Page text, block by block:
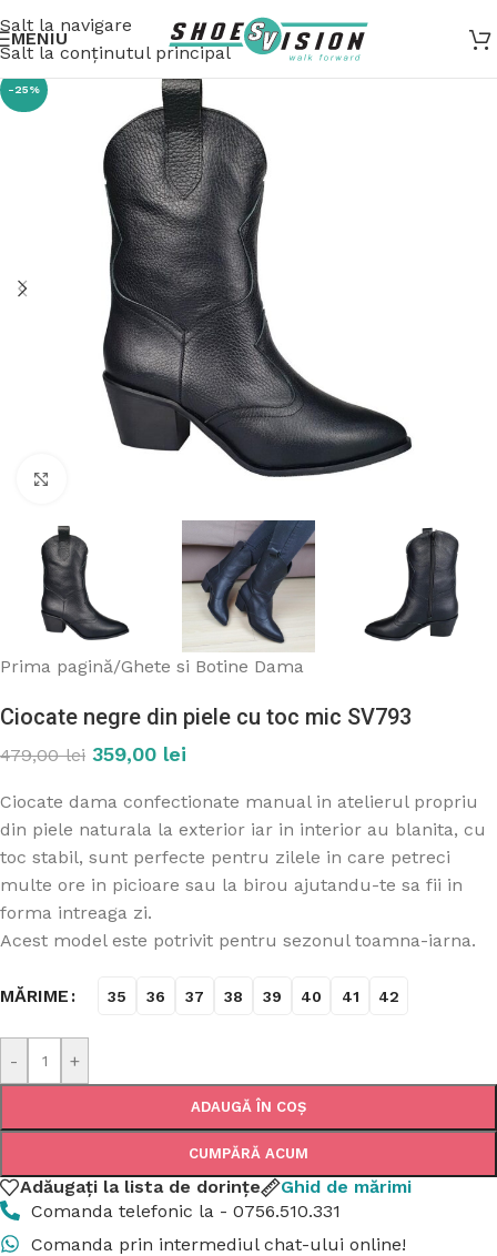
Salt la navigare
Salt la conținutul principal
MENIU
-25%
Prima pagină/Ghete si Botine Dama
Ciocate negre din piele cu toc mic SV793
479,00lei 359,00 lei
Ciocate dama confectionate manual in atelierul propriu
din piele naturala la exterior iar in interior au blanita, cu
toc stabil, sunt perfecte pentru zilele in care petreci
multe ore in picioare sau la birou ajutandu-te sa fii in
forma intreaga zi.
Acest model este potrivit pentru sezonul toamna-iarna.
MĂRIME 35 36 37 38 39 40 41 42
- +
ADAUGĂ ÎN COȘ
CUMPĂRĂ ACUM
Adăugați la lista de dorințe
Ghid de mărimi
Comanda telefonic la - 0756.510.331
Comanda prin intermediul chat-ului online!